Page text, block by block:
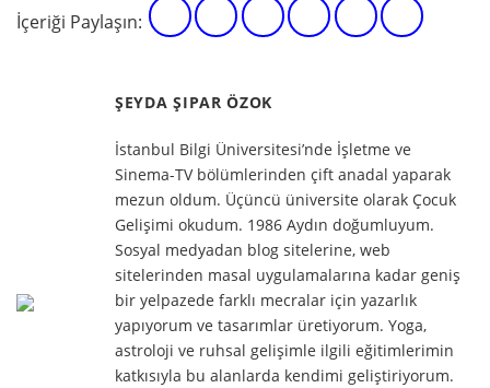
İçeriği Paylaşın:
ŞEYDA ŞIPAR ÖZOK
İstanbul Bilgi Üniversitesi’nde İşletme ve
Sinema-TV bölümlerinden çift anadal yaparak
mezun oldum. Üçüncü üniversite olarak Çocuk
Gelişimi okudum. 1986 Aydın doğumluyum.
Sosyal medyadan blog sitelerine, web
sitelerinden masal uygulamalarına kadar geniş
bir yelpazede farklı mecralar için yazarlık
yapıyorum ve tasarımlar üretiyorum. Yoga,
astroloji ve ruhsal gelişimle ilgili eğitimlerimin
katkısıyla bu alanlarda kendimi geliştiriyorum.